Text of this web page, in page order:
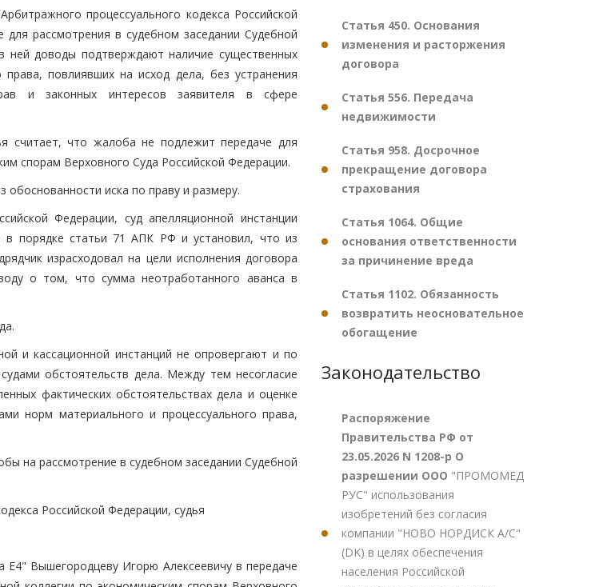
процессуального кодекса Российской
рассмотрения в судебном заседании Судебной
ней доводы подтверждают наличие существенных
повлиявших на исход дела, без устранения
и законных интересов заявителя в сфере
считает, что жалоба не подлежит передаче для
спорам Верховного Суда Российской Федерации.
обоснованности иска по праву и размеру.
Федерации, суд апелляционной инстанции
в порядке статьи 71 АПК РФ и установил, что из
израсходовал на цели исполнения договора
о том, что сумма неотработанного аванса в
и кассационной инстанций не опровергают и по
обстоятельств дела. Между тем несогласие
фактических обстоятельствах дела и оценке
норм материального и процессуального права,
на рассмотрение в судебном заседании Судебной
Российской Федерации, судья
Вышегородцеву Игорю Алексеевичу в передаче
Статья 450. Основания
изменения и расторжения
договора
Статья 556. Передача
недвижимости
Статья 958. Досрочное
прекращение договора
страхования
Статья 1064. Общие
основания ответственности
за причинение вреда
Статья 1102. Обязанность
возвратить неосновательное
обогащение
Законодательство
Распоряжение
Правительства РФ от
23.05.2026 N 1208-р О
разрешении ООО "ПРОМОМЕД
РУС" использования
изобретений без согласия
компании "НОВО НОРДИСК А/С"
(DK) в целях обеспечения
населения Российской